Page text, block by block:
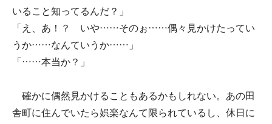
いること知ってるんだ？」
「え、あ！？ いや……そのぉ……偶々見かけたってい
うか……なんていうか……」
「……本当か？」
確かに偶然見かけることもあるかもしれない。あの田
舎町に住んでいたら娯楽なんて限られているし、休日に